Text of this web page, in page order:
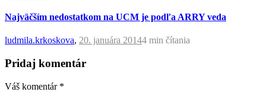
Najväčším nedostatkom na UCM je podľa ARRY veda
ludmila.krkoskova, 20. januára 20144 min čítania
Pridaj komentár
Váš komentár *